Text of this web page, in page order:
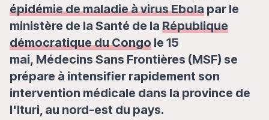
épidémie de maladie à virus Ebola par le
ministère de la Santé de la République
démocratique du Congo le 15
mai, Médecins Sans Frontières (MSF) se
prépare à intensifier rapidement son
intervention médicale dans la province de
l'Ituri, au nord-est du pays.